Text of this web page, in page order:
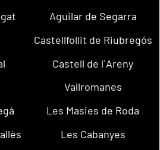
Aguilar de Segarra
Castellfollit de Riubregós
Castell de l´Areny
Vallromanes
Les Masies de Roda
Les Cabanyes